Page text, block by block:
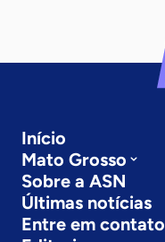
Início
Mato Grosso
Sobre a ASN
Últimas notícias
Entre em contato